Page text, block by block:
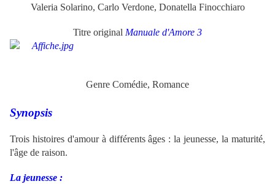
Valeria Solarino, Carlo Verdone, Donatella Finocchiaro
Titre original Manuale d'Amore 3
Genre Comédie, Romance
Synopsis
Trois histoires d'amour à différents âges : la jeunesse, la maturité,
l'âge de raison.
La jeunesse :